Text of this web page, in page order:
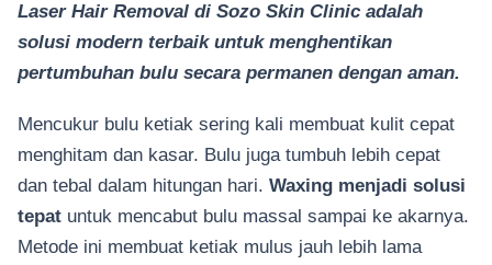
Laser Hair Removal di Sozo Skin Clinic adalah
solusi modern terbaik untuk menghentikan
pertumbuhan bulu secara permanen dengan aman.
Mencukur bulu ketiak sering kali membuat kulit cepat
menghitam dan kasar. Bulu juga tumbuh lebih cepat
dan tebal dalam hitungan hari. Waxing menjadi solusi
tepat untuk mencabut bulu massal sampai ke akarnya.
Metode ini membuat ketiak mulus jauh lebih lama